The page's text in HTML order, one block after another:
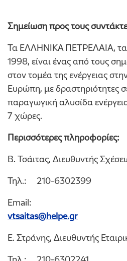
Σημείωση προς τους
Τα ΕΛΛΗΝΙΚΑ ΠΕΤΡΕΛΑΙΑ, τα
1998, είναι ένας από τους
στον τομέα της ενέργειας
Ευρώπη, με δραστηριότητες
παραγωγική αλυσίδα
7 χώρες.
Περισσότερες πληροφορίες:
Β. Τσάιτας, Διευθυντής
Τηλ.: 210-6302399
Email:
vtsaitas@helpe.gr
E. Στράνης, Διευθυντής